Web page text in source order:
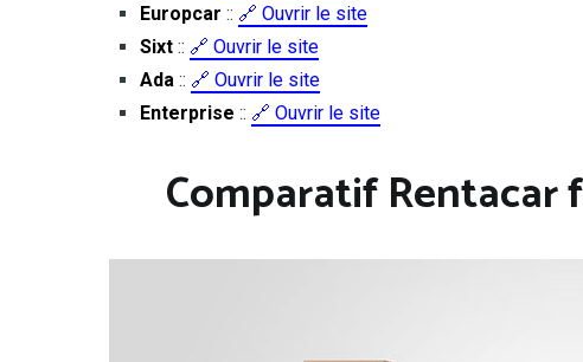
Europcar :: 🔗 Ouvrir le site
Sixt :: 🔗 Ouvrir le site
Ada :: 🔗 Ouvrir le site
Enterprise :: 🔗 Ouvrir le site
Comparatif Rentacar